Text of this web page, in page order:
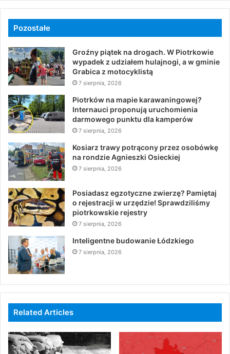
Pozostałe
Groźny piątek na drogach. W Piotrkowie
wypadek z udziałem hulajnogi, a w gminie
Grabica z motocyklistą
7 sierpnia, 2026
Piotrków na mapie karawaningowej?
Internauci proponują uruchomienia
darmowego punktu dla kamperów
7 sierpnia, 2026
Kosiarz trawy potrącony przez osobówkę
na rondzie Agnieszki Osieckiej
7 sierpnia, 2026
Posiadasz egzotyczne zwierzę? Pamiętaj
o rejestracji w urzędzie! Sprawdziliśmy
piotrkowskie rejestry
7 sierpnia, 2026
Inteligentne budowanie Łódzkiego
7 sierpnia, 2026
Related Articles